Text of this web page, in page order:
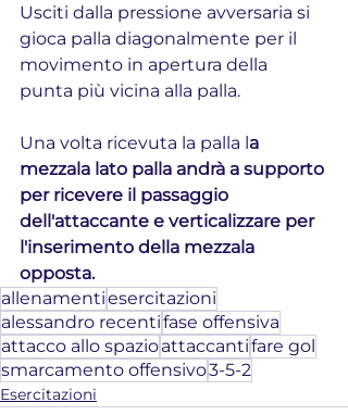
Usciti dalla pressione avversaria si
gioca palla diagonalmente per il
movimento in apertura della
punta più vicina alla palla.
Una volta ricevuta la palla la
mezzala lato palla andrà a supporto
per ricevere il passaggio
dell'attaccante e verticalizzare per
l'inserimento della mezzala
opposta.
allenamentiesercitazioni
alessandro recentifase offensiva
attacco allo spazioattaccantifare gol
smarcamento offensivo3-5-2
Esercitazioni